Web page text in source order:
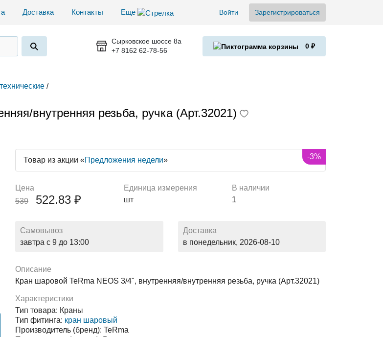
Доставка Контакты Еще Войти Зарегистрироваться
Сырковское шоссе 8а
+7 8162 62-78-56
0 ₽
/
внутренняя резьба, ручка (Арт.32021)
Товар из акции «Предложения недели» -3%
Цена
539
522.83 ₽
Единица измерения
шт
В наличии
1
Самовывоз
завтра с 9 до 13:00
Доставка
в понедельник, 2026-08-10
Описание
Кран шаровой TeRma NEOS 3/4", внутренняя/внутренняя резьба, ручка (Арт.32021)
Характеристики
Тип товара: Краны
Тип фитинга: кран шаровый
Производитель (бренд): TeRma